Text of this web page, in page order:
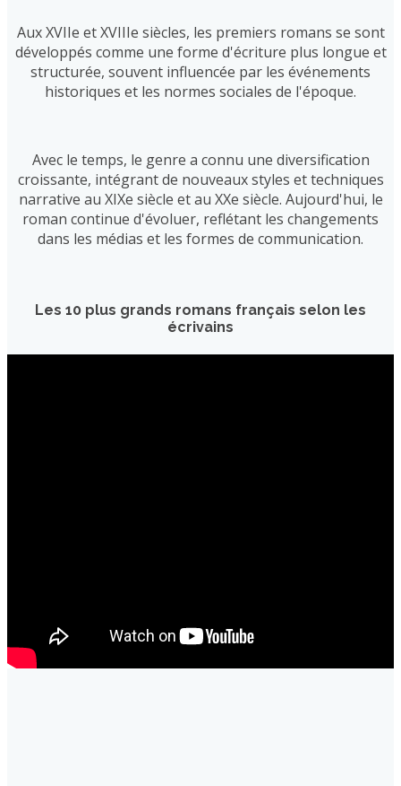
Aux XVIIe et XVIIIe siècles, les premiers romans se sont
développés comme une forme d'écriture plus longue et
structurée, souvent influencée par les événements
historiques et les normes sociales de l'époque.
Avec le temps, le genre a connu une diversification
croissante, intégrant de nouveaux styles et techniques
narrative au XIXe siècle et au XXe siècle. Aujourd'hui, le
roman continue d'évoluer, reflétant les changements
dans les médias et les formes de communication.
Les 10 plus grands romans français selon les
écrivains